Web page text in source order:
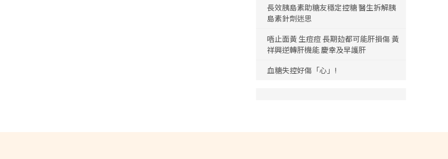
長效胰島素助糖友穩定控糖 醫生拆解胰
島素針劑迷思
唔止面黃 生痘痘 長期攰都可能肝損傷 黃
祥興逆轉肝機能 慶幸及早護肝
血糖失控好傷「心」!